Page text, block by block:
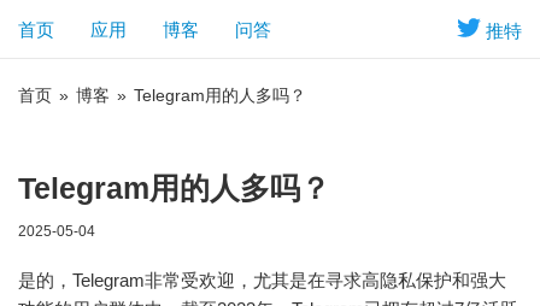
推特
首页 应用 博客 问答
首页 » 博客 » Telegram用的人多吗？
Telegram用的人多吗？
2025-05-04
是的，Telegram非常受欢迎，尤其是在寻求高隐私保护和强大